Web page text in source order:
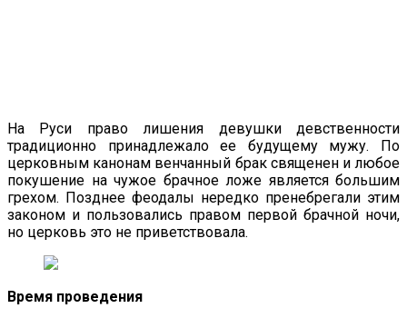
На Руси право лишения девушки девственности
традиционно принадлежало ее будущему мужу. По
церковным канонам венчанный брак священен и любое
покушение на чужое брачное ложе является большим
грехом. Позднее феодалы нередко пренебрегали этим
законом и пользовались правом первой брачной ночи,
но церковь это не приветствовала.
Время проведения